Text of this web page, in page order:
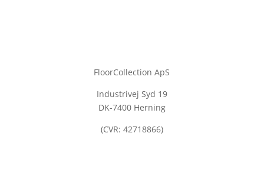
FloorCollection ApS
Industrivej Syd 19
DK-7400 Herning
(CVR: 42718866)